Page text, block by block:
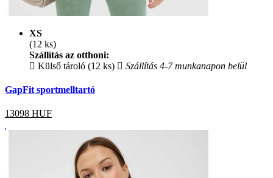
XS
(12 ks)
Szállítás az otthoni:
Külső tároló (12 ks)
Szállítás 4-7 munkanapon belül
GapFit sportmelltartó
13098 HUF